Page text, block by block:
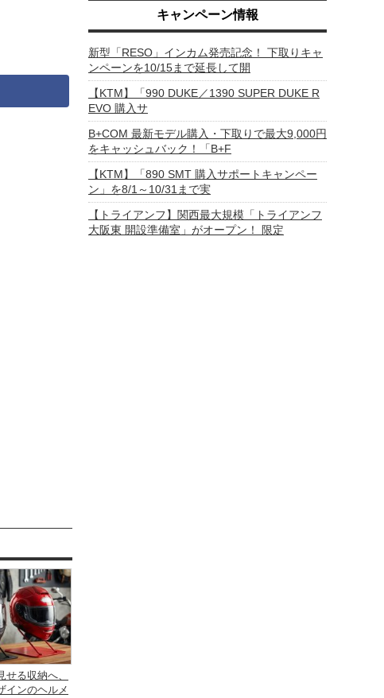
せる収納へ、
インのヘルメ
キャンペーン情報
新型「RESO」インカム発売記念！ 下取りキャ
ンペーンを10/15まで延長して開
【KTM】「990 DUKE／1390 SUPER DUKE R
EVO 購入サ
B+COM 最新モデル購入・下取りで最大9,000円
をキャッシュバック！「B+F
【KTM】「890 SMT 購入サポートキャンペー
ン」を8/1～10/31まで実
【トライアンフ】関西最大規模「トライアンフ
大阪東 開設準備室」がオープン！ 限定